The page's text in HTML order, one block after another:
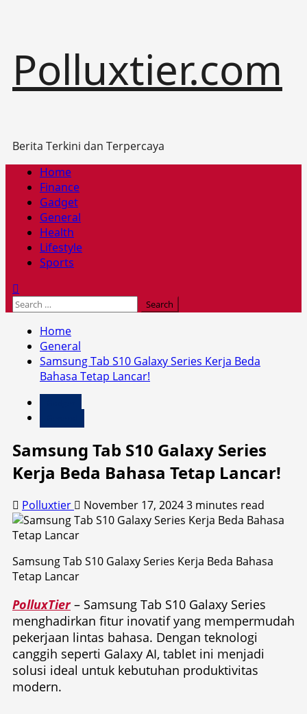
content
Polluxtier.com
Berita Terkini dan Terpercaya
Primary
Menu
Home
Finance
Gadget
General
Health
Lifestyle
Sports
Search
Home
General
Samsung Tab S10 Galaxy Series Kerja Beda
Bahasa Tetap Lancar!
Samsung Tab S10 Galaxy Series
Kerja Beda Bahasa Tetap Lancar!
Polluxtier November 17, 20243 minutes read
Samsung Tab S10 Galaxy Series Kerja Beda Bahasa
Tetap Lancar
PolluxTier – Samsung Tab S10 Galaxy Series
menghadirkan fitur inovatif yang mempermudah
pekerjaan lintas bahasa. Dengan teknologi
canggih seperti Galaxy AI, tablet ini menjadi
solusi ideal untuk kebutuhan produktivitas
modern.